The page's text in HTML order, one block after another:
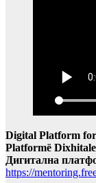
Digital Platform
Platformë
Дигитална
https://